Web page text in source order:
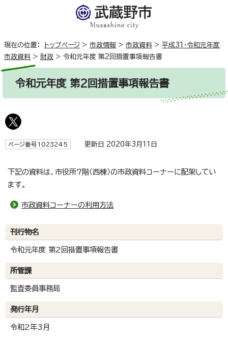
現在の位置： トップページ > 市政情報 > 市政資料 > 平成31・令和元年度
市政資料 > 財政 > 令和元年度 第2回措置事項報告書
令和元年度 第2回措置事項報告書
ページ番号1023245 更新日 2020年3月11日
下記の資料は、市役所7階（西棟）の市政資料コーナーに配架してい
ます。
市政資料コーナーの利用方法
刊行物名
令和元年度 第2回措置事項報告書
所管課
監査委員事務局
発行年月
令和2年3月